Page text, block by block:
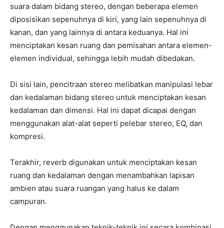
suara dalam bidang stereo, dengan beberapa elemen
diposisikan sepenuhnya di kiri, yang lain sepenuhnya di
kanan, dan yang lainnya di antara keduanya. Hal ini
menciptakan kesan ruang dan pemisahan antara elemen-
elemen individual, sehingga lebih mudah dibedakan.
Di sisi lain, pencitraan stereo melibatkan manipulasi lebar
dan kedalaman bidang stereo untuk menciptakan kesan
kedalaman dan dimensi. Hal ini dapat dicapai dengan
menggunakan alat-alat seperti pelebar stereo, EQ, dan
kompresi.
Terakhir, reverb digunakan untuk menciptakan kesan
ruang dan kedalaman dengan menambahkan lapisan
ambien atau suara ruangan yang halus ke dalam
campuran.